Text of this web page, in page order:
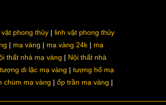
vật phong thủy
linh vật phong thủy
mạ vàng mạ vàng 24k
mạ
thất nhà mạ vàng
Nội thất nhà
tượng di lặc mạ vàng
tượng hổ mạ
chùm mạ vàng ốp trần mạ vàng